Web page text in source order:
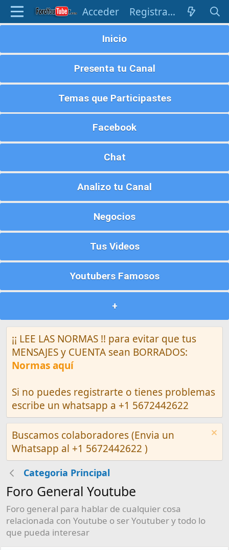
Acceder Registrarse
Inicio
Presenta tu Canal
Temas que Participastes
Facebook
Chat
Analizo tu Canal
Negocios
Tus Videos
Youtubers Famosos
+
¡¡ LEE LAS NORMAS !! para evitar que tus
MENSAJES y CUENTA sean BORRADOS:
Normas aquí
Si no puedes registrarte o tienes problemas
escribe un whatsapp a +1 5672442622
Buscamos colaboradores (Envia un
Whatsapp al +1 5672442622 )
Categoria Principal
Foro General Youtube
Foro general para hablar de cualquier cosa
relacionada con Youtube o ser Youtuber y todo lo
que pueda interesar